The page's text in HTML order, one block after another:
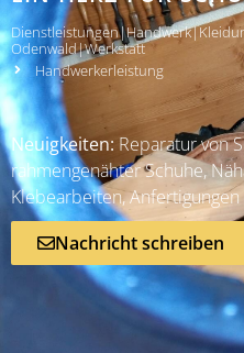
Dienstleistungen|Handwerk|
Odenwald|Werkstatt
Handwerkerleistung
Neuigkeiten: Reparatur von
rahmengenähter Schuhe,
Klebearbeiten, Anfertigungen
Nachricht schreiben